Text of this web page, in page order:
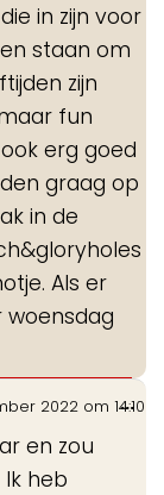
in zijn voor
staan om
zijn
fun
erg goed
graag op
in de
Als er
woensdag
2022 om 14:10
en zou
heb
...